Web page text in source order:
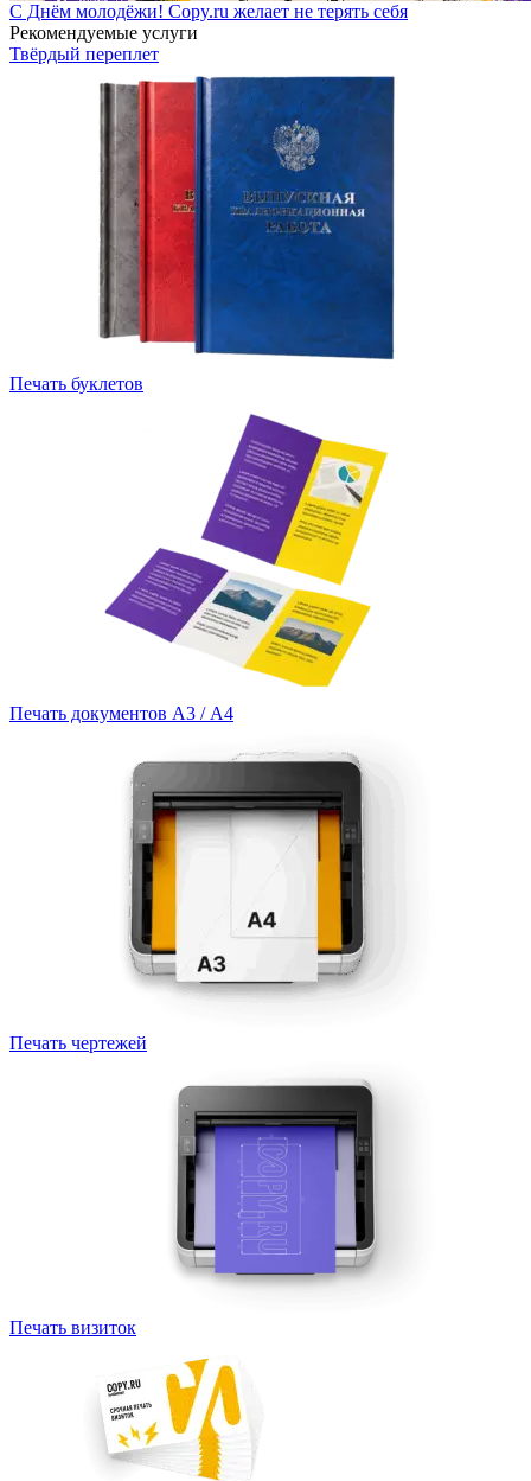
С Днём молодёжи! Copy.ru желает не терять себя
Рекомендуемые услуги
Твёрдый переплет
Печать буклетов
Печать документов А3 / А4
Печать чертежей
Печать визиток